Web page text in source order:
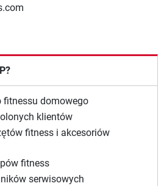
fitnessu domowego
klientów
fitness i akcesoriów
fitness
serwisowych